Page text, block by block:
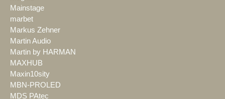
Mainstage
marbet
Markus Zehner
Martin Audio
Martin by HARMAN
MAXHUB
Maxin10sity
MBN-PROLED
MDS PAtec